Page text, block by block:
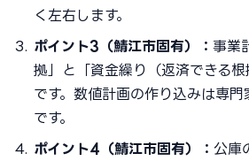
く左右します。
ポイント3（鯖江市固有）： 事業
拠」と「資金繰り（返済できる
です。数値計画の作り込みは専
です。
ポイント4（鯖江市固有）： 公庫